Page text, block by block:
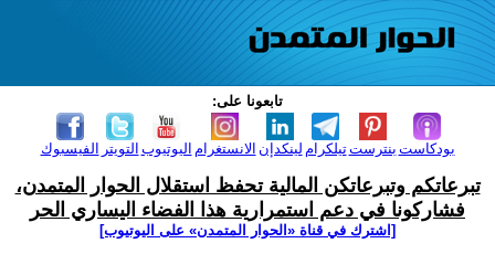
تابعونا على:
الفيسبوك التويتر اليوتيوب الانستغرام لينكدإن تيلكرامبنترست بودكاست
تبرعاتكم وتبرعاتكن المالية تحفظ استقلال الحوار المتمدن،
فشاركونا في دعم استمرارية هذا الفضاء اليساري الحر
[اشترك في قناة ‫«الحوار المتمدن» على اليوتيوب]